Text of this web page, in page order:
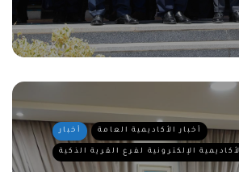
أخبار أخبار الأكاديمية العامة
الإلكترونية لفرع القرية الذكية